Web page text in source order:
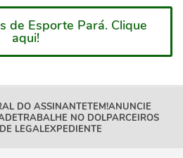
de Esporte Pará. Clique
aqui!
DO ASSINANTETEM!ANUNCIE
TRABALHE NO DOLPARCEIROS
LEGALEXPEDIENTE